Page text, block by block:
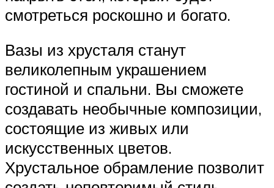
смотреться роскошно и богато.
Вазы из хрусталя станут
великолепным украшением
гостиной и спальни. Вы сможете
создавать необычные композиции,
состоящие из живых или
искусственных цветов.
Хрустальное обрамление позволит